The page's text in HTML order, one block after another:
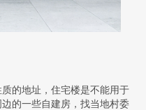
的地址，住宅楼是不能用于
的一些自建房，找当地村委